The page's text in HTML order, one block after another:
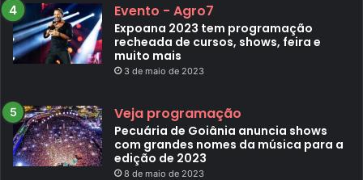
Evento - Agro7
Expoana 2023 tem programação
recheada de cursos, shows, feira e
muito mais
3 de maio de 2023
Veja programação
Pecuária de Goiânia anuncia shows
com grandes nomes da música para a
edição de 2023
8 de maio de 2023